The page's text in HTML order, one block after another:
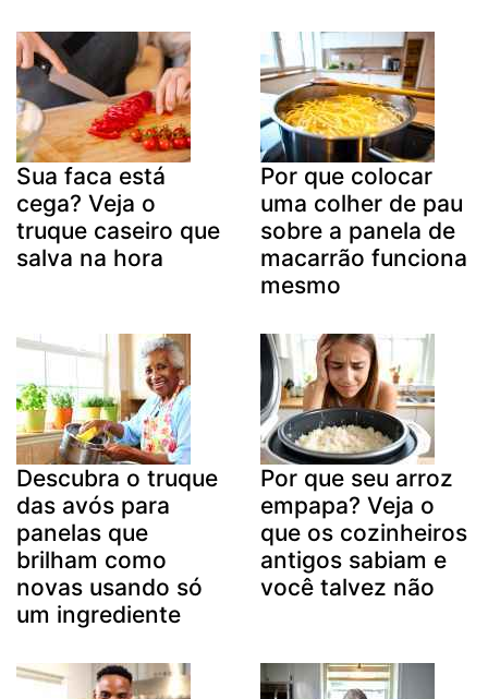
Sua faca está
cega? Veja o
truque caseiro que
salva na hora
Por que colocar
uma colher de pau
sobre a panela de
macarrão funciona
mesmo
Descubra o truque
das avós para
panelas que
brilham como
novas usando só
um ingrediente
Por que seu arroz
empapa? Veja o
que os cozinheiros
antigos sabiam e
você talvez não